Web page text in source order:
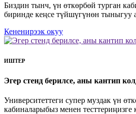
Биздин тынч, үн өткөрбөй турган
биринде кеңсе түйшүгүнөн тыныгуу
Кененирээк окуу
ИШТЕР
Эгер стенд берилсе, аны кантип
Университеттеги супер муздак үн
кабиналарыбыз менен тесттериңизге